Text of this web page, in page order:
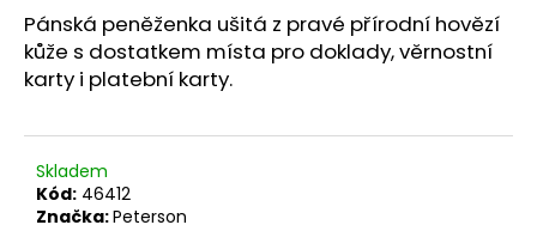
Pánská peněženka ušitá z pravé přírodní hovězí
kůže s dostatkem místa pro doklady, věrnostní
karty i platební karty.
Skladem
Kód: 46412
Značka:Peterson
č
u
j
m